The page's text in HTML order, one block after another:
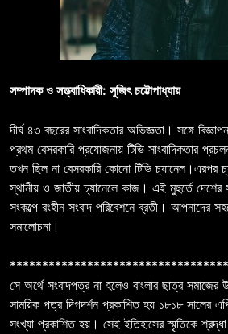
সম্পাদক ও সত্ত্বাধিকারী: সুজিৎ চট্টোপাধ্যায়
দীর্ঘ ৪৩ বছরের সাংবাদিকতার অভিজ্ঞতা। সঙ্গে
প্রথম বেসরকারি প্রযোজনায় টিভি সাংবাদিকতার
তখন ছিল না বেসরকারি কোনো টিভি চ্যানেল।এরপর
স্থানীয় ও জাতীয় চ্যানেলে কাজ। এই মুহুর্তে দেশের
সংকল্পে রংহীন সংবাদ পরিবেশনে ব্রতী। আপনাদের
সমালোচনা।
সে অর্থে সংবাদপত্র না হলেও বাংলার ছাত্র
সাময়িক পত্র দিগদর্শন প্রকাশিত হয় ১৮১৮ সালের
সংখ্যা প্রকাশিত হয়। সেই ইতিহাসের স্মৃতিকে শ্রদ্ধা